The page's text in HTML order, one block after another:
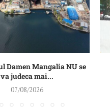
Damen Mangalia NU se
va judeca mai...
07/08/2026